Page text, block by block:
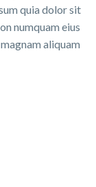
quia dolor sit
numquam eius
aliquam